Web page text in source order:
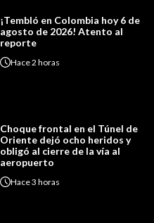
¡Tembló en Colombia hoy 6 de
agosto de 2026! Atento al
reporte
Hace2 horas
Choque frontal en el Túnel de
Oriente dejó ocho heridos y
obligó al cierre de la vía al
aeropuerto
Hace3 horas